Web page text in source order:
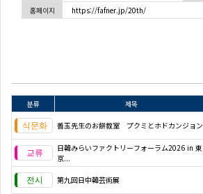
홈페이지
https://fafner.jp/20th/
분류 제목
善玉先生のお餅教室 プクミとホドカンジョン
日韓みらいファクトリーフォーラム2026 in 東
京...
第九回日中韓芸術展